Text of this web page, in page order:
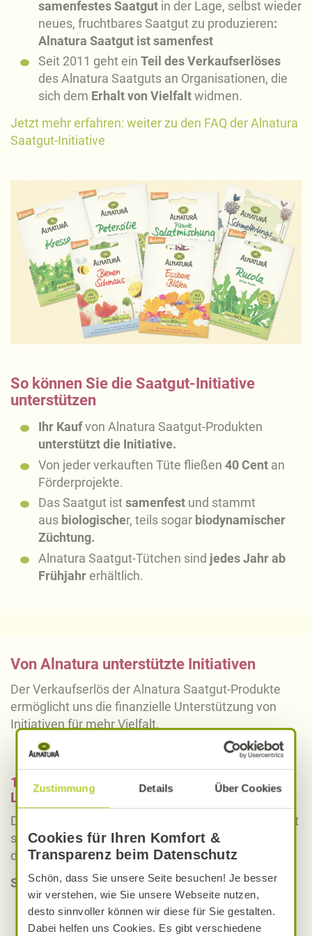
Zustimmung Details Über Cookies
Cookies für Ihren Komfort &
Transparenz beim Datenschutz
Schön, dass Sie unsere Seite besuchen! Je besser
wir verstehen, wie Sie unsere Webseite nutzen,
desto sinnvoller können wir diese für Sie gestalten.
Dabei helfen uns Cookies. Es gibt verschiedene
samenfestes Saatgut in der Lage, selbst wieder
neues, fruchtbares Saatgut zu produzieren:
Alnatura Saatgut ist samenfest
Seit 2011 geht ein Teil des Verkaufserlöses
des Alnatura Saatguts an Organisationen, die
sich dem Erhalt von Vielfaltwidmen.
Jetzt mehr erfahren: weiter zu den FAQ der Alnatura
Saatgut-Initiative
So können Sie die Saatgut-Initiative
unterstützen
Ihr Kaufvon Alnatura Saatgut-Produkten
unterstützt die Initiative.
Von jeder verkauften Tüte fließen 40 Cent an
Förderprojekte.
Das Saatgut istsamenfest und stammt
aus biologischer, teils sogar biodynamischer
Züchtung.
Alnatura Saatgut-Tütchen sind jedes Jahr ab
Frühjahr erhältlich.
Von Alnatura unterstützte Initiativen
Der Verkaufserlös der Alnatura Saatgut-Produkte
ermöglicht uns die finanzielle Unterstützung von
Initiativen für mehr Vielfalt.
1. Saatgutfonds der Zukunftsstiftung
Landwirtschaft
Die Zukunftsstiftung Landwirtschaft (ZSL) engagiert
sich für die Weiterentwicklung und die Verbreitung
des biologischen Landbaus.
Schwerpunkte
Förderung von ökologischen
Züchtungsprojekten